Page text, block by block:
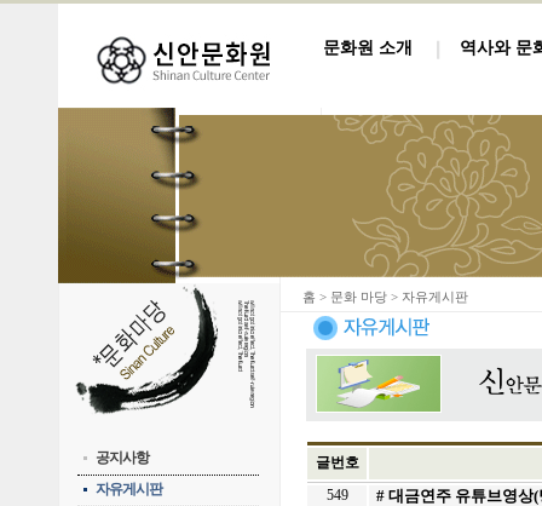
문화원 소개 역사와 문
공지사항
자유게시판
홈 > 문화 마당 > 자유게시판
글번호
549
# 대금연주 유튜브영상(